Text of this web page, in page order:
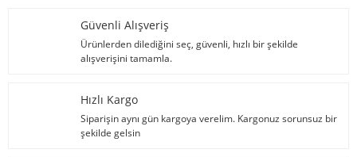
Güvenli Alışveriş
Ürünlerden dilediğini seç, güvenli, hızlı bir şekilde
alışverişini tamamla.
Hızlı Kargo
Siparişin aynı gün kargoya verelim. Kargonuz sorunsuz bir
şekilde gelsin